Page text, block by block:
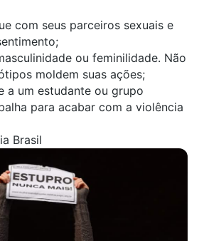
com seus parceiros sexuais e
ou feminilidade. Não
moldem suas ações;
a um estudante ou grupo
para acabar com a violência
Brasil